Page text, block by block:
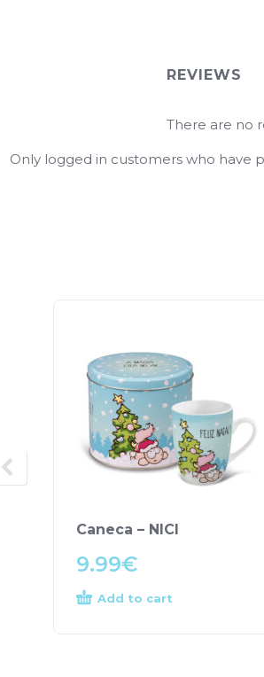
REVIEWS
There are no
Only logged in customers who have
Caneca – NICI
9.99€
Add to cart